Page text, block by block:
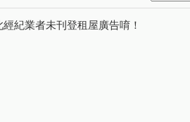
紀業者未刊登租屋廣告唷！